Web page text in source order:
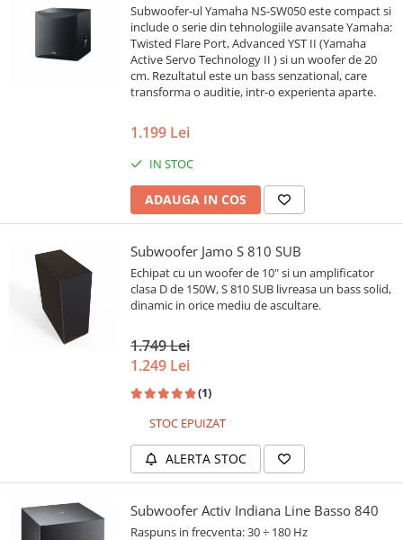
Subwoofer-ul Yamaha NS-SW050 este compact si
include o serie din tehnologiile avansate Yamaha:
Twisted Flare Port, Advanced YST II (Yamaha
Active Servo Technology II ) si un woofer de 20
cm. Rezultatul este un bass senzational, care
transforma o auditie, intr-o experienta aparte.
1.199 Lei
IN STOC
ADAUGA IN COS
Subwoofer Jamo S 810 SUB
Echipat cu un woofer de 10" si un amplificator
clasa D de 150W, S 810 SUB livreasa un bass solid,
dinamic in orice mediu de ascultare.
1.749 Lei
1.249 Lei
(1)
STOC EPUIZAT
ALERTA STOC
Subwoofer Activ Indiana Line Basso 840
Raspuns in frecventa: 30 ÷ 180 Hz